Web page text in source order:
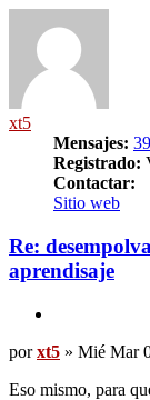
xt5
Mensajes:
Registrado:
Contactar:
Contactar
Sitio web
Re:
aprendisaje
Mensaje
porxt5 » Mié Mar
Eso mismo, para